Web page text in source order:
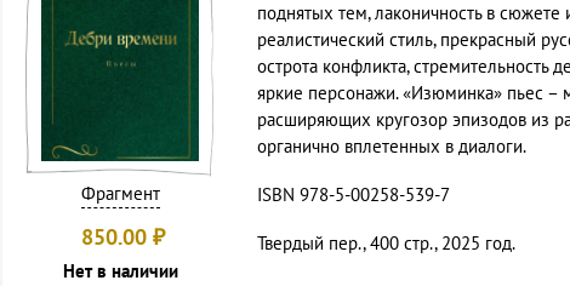
Фрагмент
850.00 ₽
Нет в наличии
поднятых тем, лаконичность в
реалистический стиль, прекрасный
острота конфликта, стремительность
яркие персонажи. «Изюминка» пьес –
расширяющих кругозор эпизодов из
органично вплетенных в диалоги.
ISBN 978-5-00258-539-7
Твердый пер., 400 стр., 2025 год.